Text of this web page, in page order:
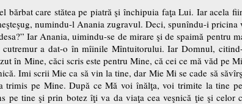
care stătea pe piatră şi închipuia faţa Lui. Iar acela
numindu-l Anania zugravul. Deci, spunîndu-i
Iar Anania, uimindu-se de mirare şi de spaimă pentru
a dat-o în mîinile Mîntuitorului. Iar Domnul,
în Mine, căci scris este pentru Mine, că cei ce mă văd pe
Imi scrii Mie ca să vin la tine, dar Mie Mi se cade să
trimis pe Mine. După ce Mă voi înălţa, voi trimite la tine
pe tine şi prin botez îţi va da viaţa cea veşnică ţie şi celor